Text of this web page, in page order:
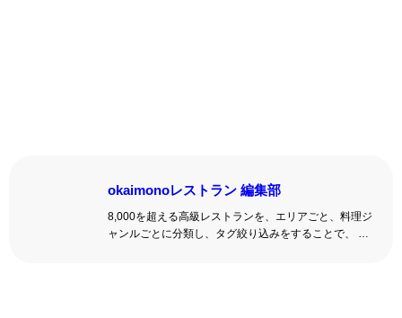
okaimonoレストラン 編集部
8,000を超える高級レストランを、エリアごと、料理ジ
ャンルごとに分類し、タグ絞り込みをすることで、 い